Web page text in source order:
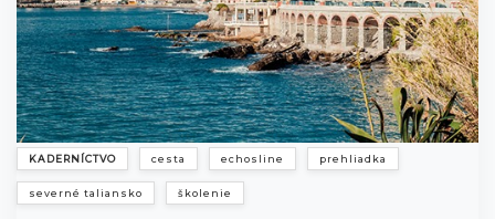
KADERNÍCTVO cesta echosline prehliadka
severné taliansko školenie